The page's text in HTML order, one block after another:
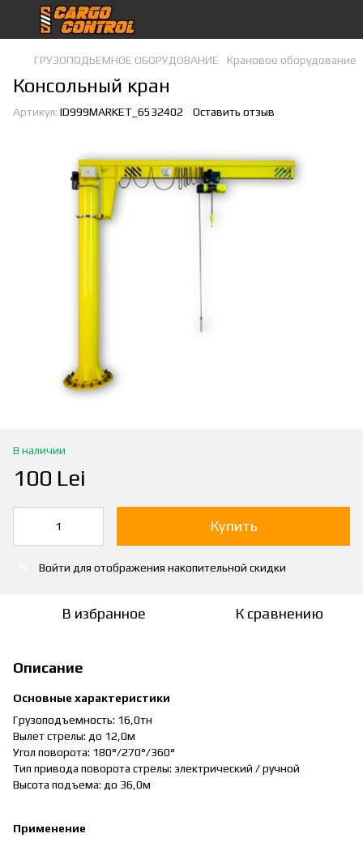
ГРУЗОПОДЬЕМНОЕ ОБОРУДОВАНИЕ Крановое оборудование
Консольный кран
Артикул: ID999MARKET_6532402 Оставить отзыв
В наличии
100 Lei
Купить
Войти для отображения накопительной скидки
В избранное К сравнению
Описание
Основные характеристики
Грузоподъемность: 16,0тн
Вылет стрелы: до 12,0м
Угол поворота: 180°/270°/360°
Тип привода поворота стрелы: электрический / ручной
Высота подъема: до 36,0м
Применение